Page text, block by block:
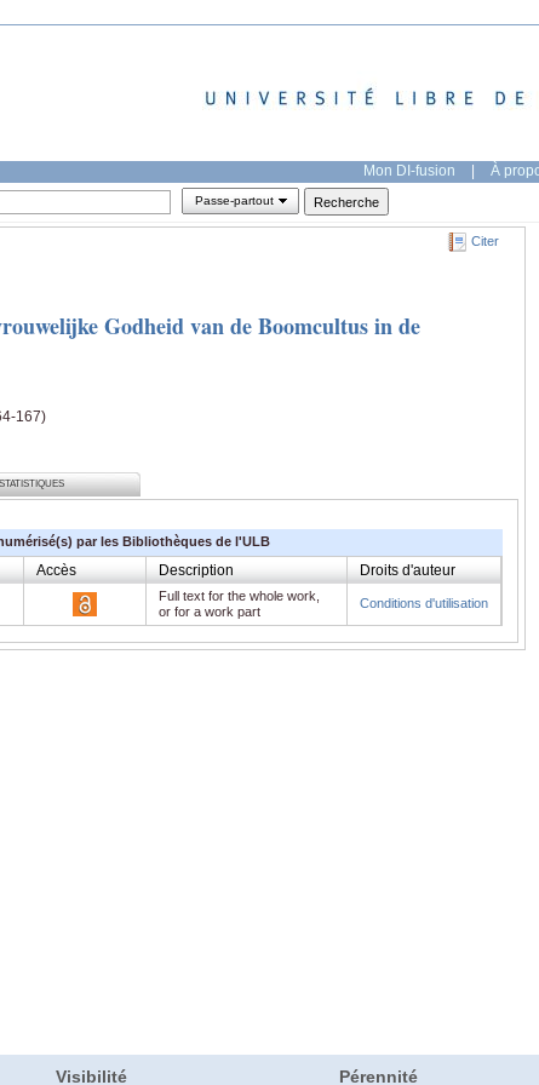
Mon DI-fusion | À
Passe-partout
Citer
Godheid van de Boomcultus in de
167)
STATISTIQUES
par les Bibliothèques de l'ULB
Accès Description Droits d'auteur
Full text for the whole work,
or for a work part
Conditions d'utilisation
Visibilité Pérennité